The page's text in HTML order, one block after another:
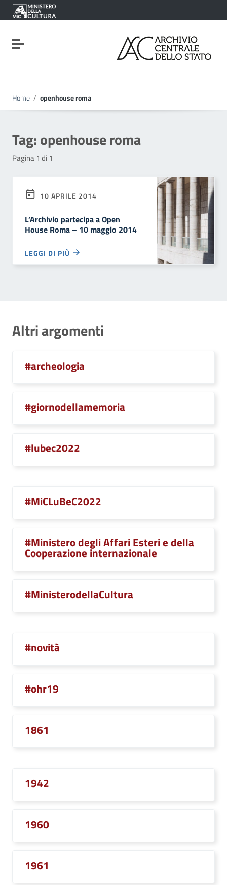
Vai ai contenuti
Vai al menu di navigazione
Vai al footer
Attiva / disattiva la navigazione
Home / openhouse roma
Tag:openhouse roma
Pagina 1 di 1
10 APRILE 2014
L’Archivio partecipa a Open
House Roma – 10 maggio 2014
LEGGI DI PIÙ
Altri argomenti
#archeologia
#giornodellamemoria
#lubec2022
#MiCLuBeC2022
#Ministero degli Affari Esteri e della
Cooperazione internazionale
#MinisterodellaCultura
#novità
#ohr19
1861
1942
1960
1961